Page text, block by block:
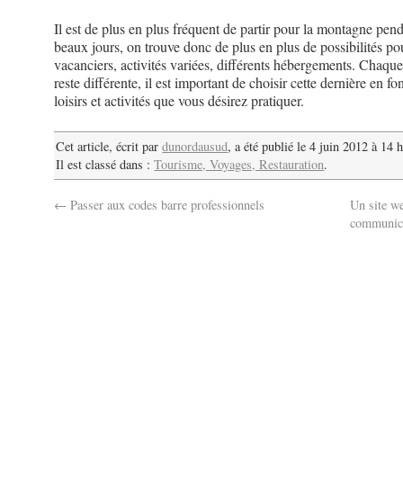
Il est de plus en plus fréquent de partir pour la montagne
beaux jours, on trouve donc de plus en plus de possibilités
vacanciers, activités variées, différents hébergements.
reste différente, il est important de choisir cette dernière en
loisirs et activités que vous désirez pratiquer.
Cet article, écrit pardunordausud, a été publié le 4 juin 2012 à 14
Il est classé dans :Tourisme, Voyages, Restauration.
← Passer aux codes barre professionnels
Un site